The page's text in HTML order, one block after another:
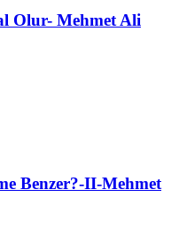
Olur- Mehmet Ali
Benzer?-II-Mehmet